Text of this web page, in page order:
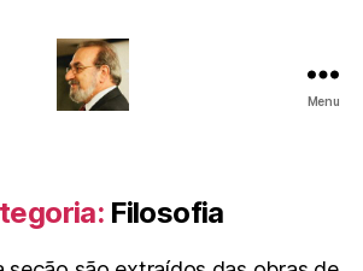
Psicanalista
e
Terapeuta
Menu
Filosofia